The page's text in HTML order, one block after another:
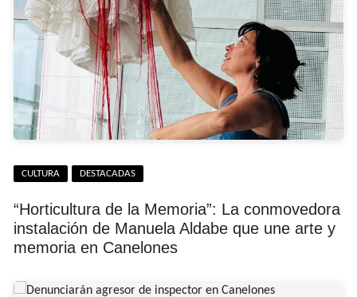
CULTURA DESTACADAS
“Horticultura de la Memoria”: La conmovedora
instalación de Manuela Aldabe que une arte y
memoria en Canelones